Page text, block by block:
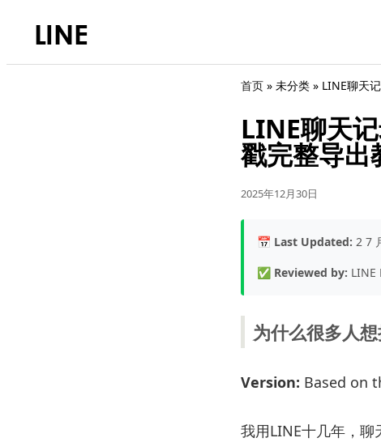
首页 » 未分类 » LINE聊天
LINE聊天
戳完整导出
2025年12月30日
📅 Last Updated: 2 7
✅ Reviewed by: LINE
为什么很多人
Version: Based on
我用LINE十几年，